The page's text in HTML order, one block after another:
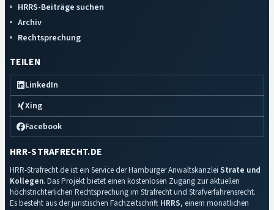
HRRS-Beiträge suchen
Archiv
Rechtsprechung
TEILEN
LinkedIn
Xing
Facebook
HRR-STRAFRECHT.DE
HRR-Strafrecht.de ist ein Service der Hamburger Anwaltskanzlei Strate und
Kollegen. Das Projekt bietet einen kostenlosen Zugang zur aktuellen
höchstrichterlichen Rechtsprechung im Strafrecht und Strafverfahrensrecht.
Es besteht aus der juristischen Fachzeitschrift HRRS, einem monatlichen